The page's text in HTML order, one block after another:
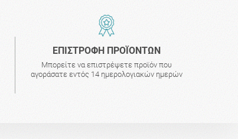
ΕΠΙΣΤΡΟΦΗ ΠΡΟΪΟΝΤΩΝ
Μπορείτε να επιστρέψετε προϊόν που
αγοράσατε εντός 14 ημερολογιακών ημερών